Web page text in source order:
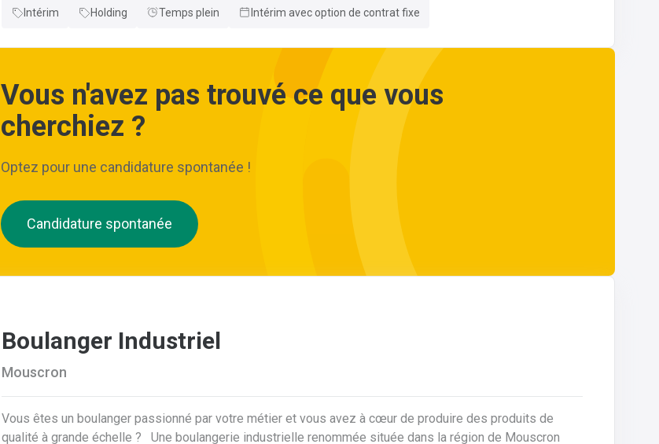
profil ci-dessous :
Intérim Holding Temps plein Intérim avec option de contrat fixe
Vous n'avez pas trouvé ce que vous
cherchiez ?
Optez pour une candidature spontanée !
Candidature spontanée
Boulanger Industriel
Mouscron
Vous êtes un boulanger passionné par votre métier et vous avez à cœur de produire des produits de
qualité à grande échelle ? Une boulangerie industrielle renommée située dans la région de Mouscron